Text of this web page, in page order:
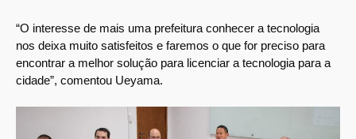
“O interesse de mais uma prefeitura conhecer a tecnologia
nos deixa muito satisfeitos e faremos o que for preciso para
encontrar a melhor solução para licenciar a tecnologia para a
cidade”, comentou Ueyama.